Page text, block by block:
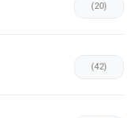
(20)
(42)